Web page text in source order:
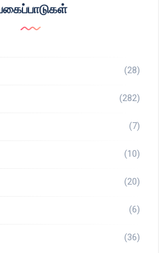
(28)
(282)
(7)
(10)
(20)
(6)
(36)